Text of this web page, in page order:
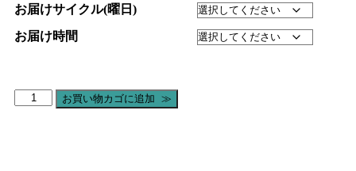
お届けサイクル(曜日)
お届け時間
お買い物カゴに追加 ≫